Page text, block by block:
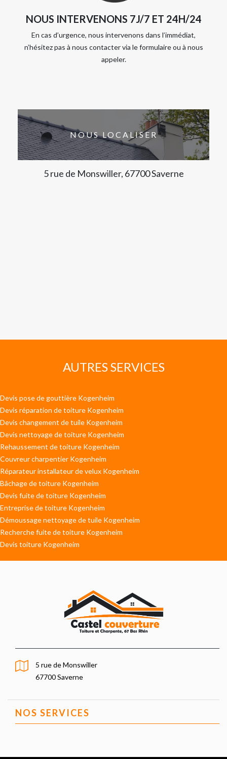
NOUS INTERVENONS 7J/7 ET 24H/24
En cas d’urgence, nous intervenons dans l’immédiat,
n’hésitez pas à nous contacter via le formulaire ou à nous
appeler.
NOUS LOCALISER
5 rue de Monswiller, 67700 Saverne
AUTRES SERVICES
Devis pose de gouttière Kogenheim
Devis réparation de toiture Kogenheim
Devis changement de tuile Kogenheim
Devis nettoyage de toiture Kogenheim
Rehaussement de toiture Kogenheim
Couvreur charpentier Kogenheim
Réparateur installateur de velux Kogenheim
Bâchage de toiture Kogenheim
Devis fuite de toiture Kogenheim
Entreprise de toiture Kogenheim
Démoussage nettoyage de tuile Kogenheim
Recherche fuite de toiture Kogenheim
Devis toiture Kogenheim
5 rue de Monswiller
67700 Saverne
NOS SERVICES